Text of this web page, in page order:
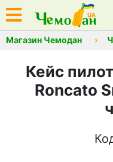
Магазин Чемодан
Кейс
Roncato